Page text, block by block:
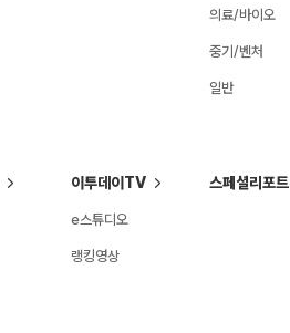
의료/바이오
중기/벤처
일반
이투데이TV
e스튜디오
랭킹영상
스페셜리포트